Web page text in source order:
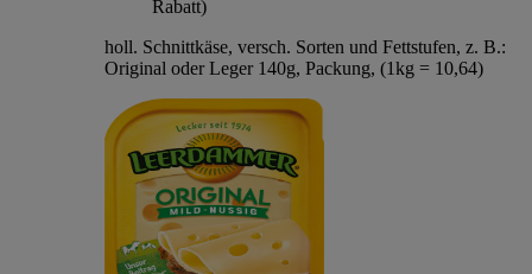
Rabatt)
holl. Schnittkäse, versch. Sorten und Fettstufen, z. B.:
Original oder Leger 140g, Packung, (1kg = 10,64)